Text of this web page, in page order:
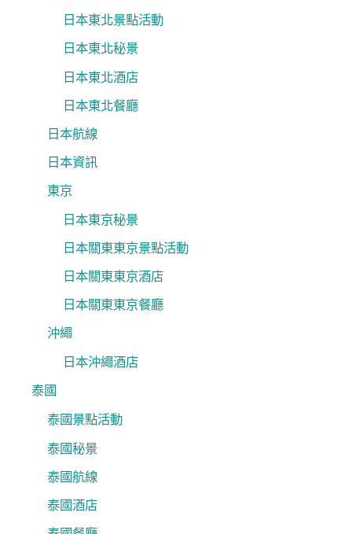
日本東北景點活動
日本東北秘景
日本東北酒店
日本東北餐廳
日本航線
日本資訊
東京
日本東京秘景
日本關東東京景點活動
日本關東東京酒店
日本關東東京餐廳
沖繩
日本沖繩酒店
泰國
泰國景點活動
泰國秘景
泰國航線
泰國酒店